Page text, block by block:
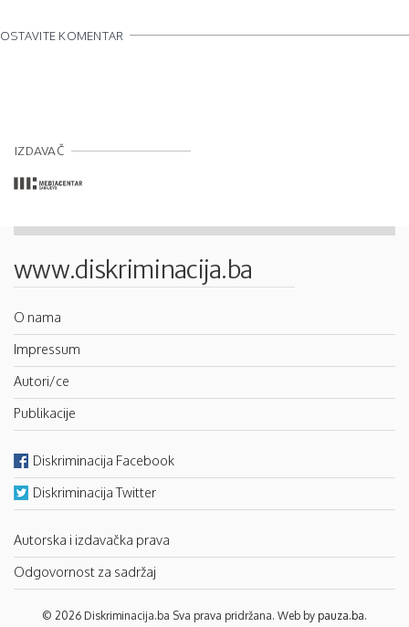
OSTAVITE KOMENTAR
IZDAVAČ
www.diskriminacija.ba
O nama
Impressum
Autori/ce
Publikacije
Diskriminacija Facebook
Diskriminacija Twitter
Autorska i izdavačka prava
Odgovornost za sadržaj
© 2026 Diskriminacija.ba Sva prava pridržana. Web by pauza.ba.